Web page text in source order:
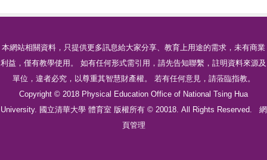
本網站相關資料，只提供更多訊息給大家分享、教育上用途的需求，未有商業
利益，僅有教學使用。 如有任何形式需引用，請先告知聯繫，註明資料來源及
單位，違者必究，以尊重其智慧財產權。 若有任何意見，請蒞臨指教。
Copyright © 2018 Physical Education Office of National Tsing Hua
University. 國立清華大學 體育室 版權所有 © 20018. All Rights Reserved. 網
頁管理